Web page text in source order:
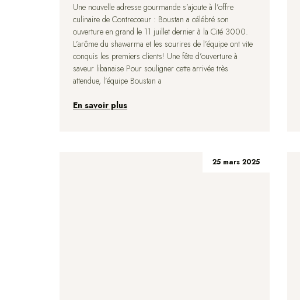
Une nouvelle adresse gourmande s’ajoute à l’offre
culinaire de Contrecœur : Boustan a célébré son
ouverture en grand le 11 juillet dernier à la Cité 3000.
L’arôme du shawarma et les sourires de l’équipe ont vite
conquis les premiers clients! Une fête d’ouverture à
saveur libanaise Pour souligner cette arrivée très
attendue, l’équipe Boustan a
En savoir plus
25 mars 2025